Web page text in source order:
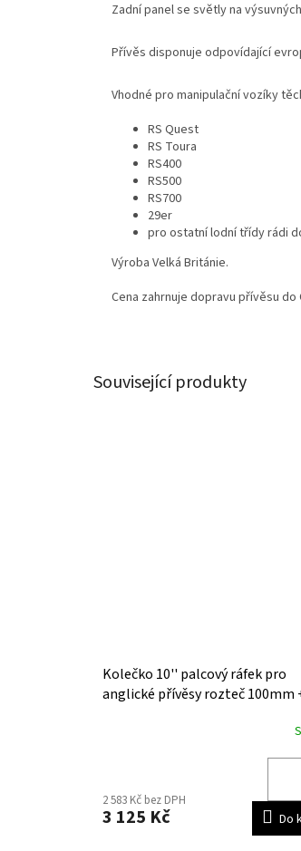
Související produkty
Kolečko 10'' palcový ráfek pro
anglické přívěsy rozteč 100mm
2 583 Kč bez DPH
3 125 Kč Do
Zadní panel se světly na
Přívěs disponuje odpovídající
Vhodné pro manipulační vozíky
RS Quest
RS Toura
RS400
RS500
RS700
29er
pro ostatní lodní třídy rádi
Výroba Velká Británie.
Cena zahrnuje dopravu přívěsu do